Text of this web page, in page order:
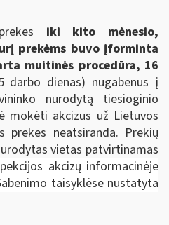
iki kito mėnesio,
prekėms buvo įforminta
muitinės procedūra, 16
darbo dienas) nugabenus į
nurodytą tiesioginio
mokėti akcizus už Lietuvos
prekes neatsiranda. Prekių
vietas patvirtinamas
akcizų informacinėje
taisyklėse nustatyta